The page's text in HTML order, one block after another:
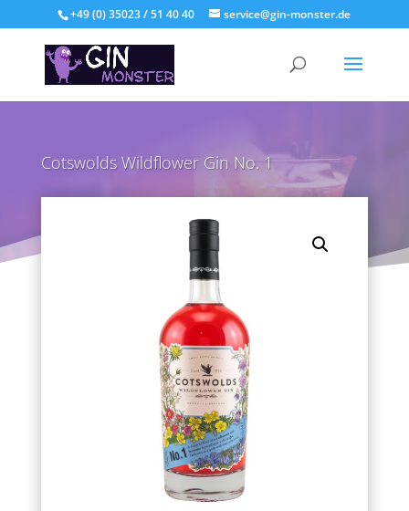
+49 (0) 35023 / 51 40 40 service@gin-monster.de
Cotswolds Wildflower Gin No. 1